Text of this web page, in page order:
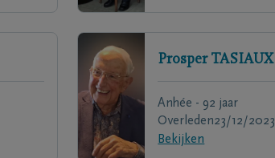
Prosper TASIAUX
Anhée - 92 jaar
Overleden23/12/2023
Bekijken